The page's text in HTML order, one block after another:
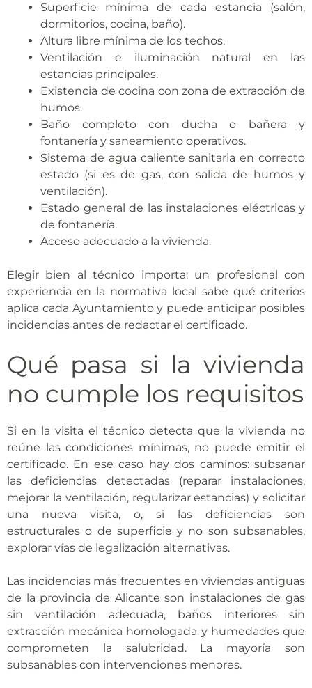
Superficie mínima de cada estancia (salón,
dormitorios, cocina, baño).
Altura libre mínima de los techos.
Ventilación e iluminación natural en las
estancias principales.
Existencia de cocina con zona de extracción de
humos.
Baño completo con ducha o bañera y
fontanería y saneamiento operativos.
Sistema de agua caliente sanitaria en correcto
estado (si es de gas, con salida de humos y
ventilación).
Estado general de las instalaciones eléctricas y
de fontanería.
Acceso adecuado a la vivienda.
Elegir bien al técnico importa: un profesional con
experiencia en la normativa local sabe qué criterios
aplica cada Ayuntamiento y puede anticipar posibles
incidencias antes de redactar el certificado.
Qué pasa si la vivienda
no cumple los requisitos
Si en la visita el técnico detecta que la vivienda no
reúne las condiciones mínimas, no puede emitir el
certificado. En ese caso hay dos caminos: subsanar
las deficiencias detectadas (reparar instalaciones,
mejorar la ventilación, regularizar estancias) y solicitar
una nueva visita, o, si las deficiencias son
estructurales o de superficie y no son subsanables,
explorar vías de legalización alternativas.
Las incidencias más frecuentes en viviendas antiguas
de la provincia de Alicante son instalaciones de gas
sin ventilación adecuada, baños interiores sin
extracción mecánica homologada y humedades que
comprometen la salubridad. La mayoría son
subsanables con intervenciones menores.